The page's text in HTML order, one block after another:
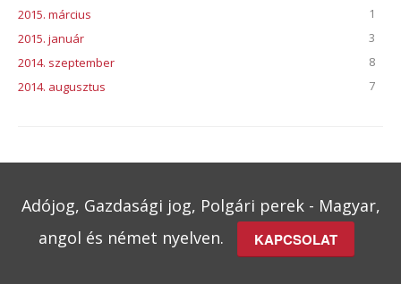
2015. március
1
2015. január
3
2014. szeptember
8
2014. augusztus
7
Adójog, Gazdasági jog, Polgári perek - Magyar,
angol és német nyelven.
KAPCSOLAT